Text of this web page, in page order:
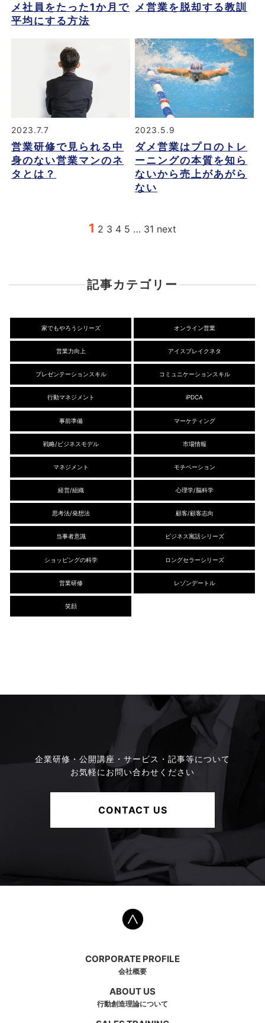
メ社員をたった1か月で
平均にする方法
メ営業を脱却する教訓
2023.7.7
営業研修で見られる中
身のない営業マンのネ
タとは？
2023.5.9
ダメ営業はプロのトレ
ーニングの本質を知ら
ないから売上があがら
ない
1 2 3 4 5 … 31 next
記事カテゴリー
家でもやろうシリーズ オンライン営業
営業力向上 アイスブレイクネタ
プレゼンテーションスキル コミュニケーションスキル
行動マネジメント iPDCA
事前準備 マーケティング
戦略/ビジネスモデル 市場情報
マネジメント モチベーション
経営/組織 心理学/脳科学
思考法/発想法 顧客/顧客志向
当事者意識 ビジネス寓話シリーズ
ショッピングの科学 ロングセラーシリーズ
営業研修 レゾンデートル
笑顔
企業研修・公開講座・サービス・記事等について
お気軽にお問い合わせください
CONTACT US
CORPORATE PROFILE
会社概要
ABOUT US
行動創造理論について